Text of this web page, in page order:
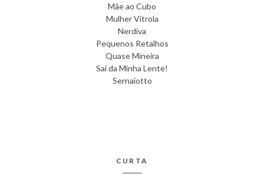
Mãe ao Cubo
Mulher Vitrola
Nerdiva
Pequenos Retalhos
Quase Mineira
Sai da Minha Lente!
Sernaiotto
CURTA